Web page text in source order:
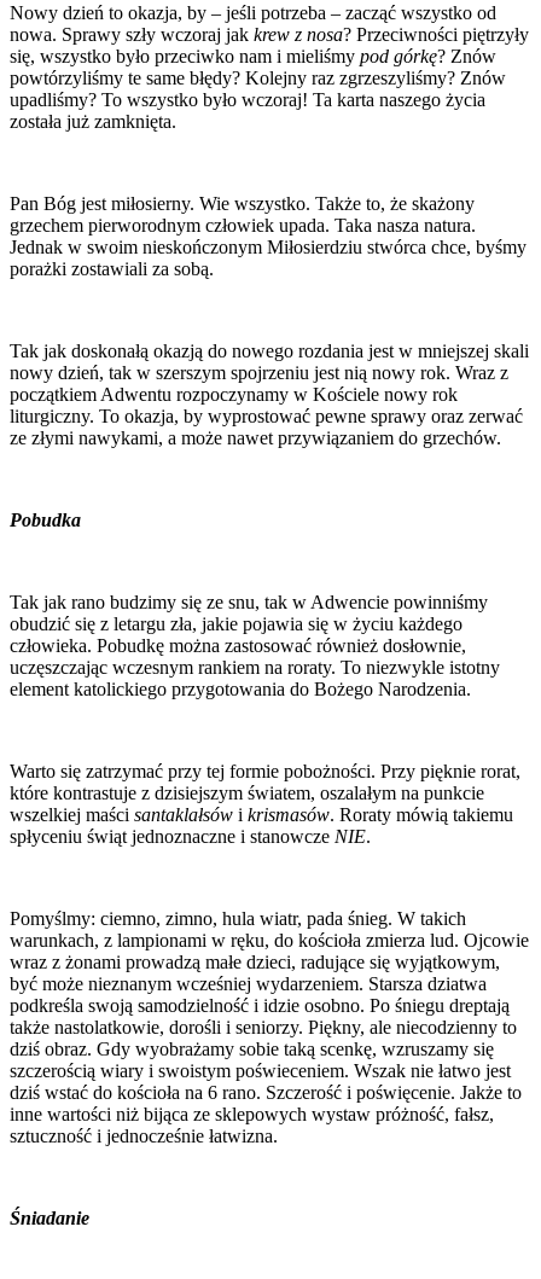
Nowy dzień to okazja, by – jeśli potrzeba – zacząć wszystko od
nowa. Sprawy szły wczoraj jak krew z nosa? Przeciwności piętrzyły
się, wszystko było przeciwko nam i mieliśmy pod górkę? Znów
powtórzyliśmy te same błędy? Kolejny raz zgrzeszyliśmy? Znów
upadliśmy? To wszystko było wczoraj! Ta karta naszego życia
została już zamknięta.
Pan Bóg jest miłosierny. Wie wszystko. Także to, że skażony
grzechem pierworodnym człowiek upada. Taka nasza natura.
Jednak w swoim nieskończonym Miłosierdziu stwórca chce, byśmy
porażki zostawiali za sobą.
Tak jak doskonałą okazją do nowego rozdania jest w mniejszej skali
nowy dzień, tak w szerszym spojrzeniu jest nią nowy rok. Wraz z
początkiem Adwentu rozpoczynamy w Kościele nowy rok
liturgiczny. To okazja, by wyprostować pewne sprawy oraz zerwać
ze złymi nawykami, a może nawet przywiązaniem do grzechów.
Pobudka
Tak jak rano budzimy się ze snu, tak w Adwencie powinniśmy
obudzić się z letargu zła, jakie pojawia się w życiu każdego
człowieka. Pobudkę można zastosować również dosłownie,
uczęszczając wczesnym rankiem na roraty. To niezwykle istotny
element katolickiego przygotowania do Bożego Narodzenia.
Warto się zatrzymać przy tej formie pobożności. Przy pięknie rorat,
które kontrastuje z dzisiejszym światem, oszalałym na punkcie
wszelkiej maści santaklałsów i krismasów. Roraty mówią takiemu
spłyceniu świąt jednoznaczne i stanowcze NIE.
Pomyślmy: ciemno, zimno, hula wiatr, pada śnieg. W takich
warunkach, z lampionami w ręku, do kościoła zmierza lud. Ojcowie
wraz z żonami prowadzą małe dzieci, radujące się wyjątkowym,
być może nieznanym wcześniej wydarzeniem. Starsza dziatwa
podkreśla swoją samodzielność i idzie osobno. Po śniegu dreptają
także nastolatkowie, dorośli i seniorzy. Piękny, ale niecodzienny to
dziś obraz. Gdy wyobrażamy sobie taką scenkę, wzruszamy się
szczerością wiary i swoistym poświeceniem. Wszak nie łatwo jest
dziś wstać do kościoła na 6 rano. Szczerość i poświęcenie. Jakże to
inne wartości niż bijąca ze sklepowych wystaw próżność, fałsz,
sztuczność i jednocześnie łatwizna.
Śniadanie